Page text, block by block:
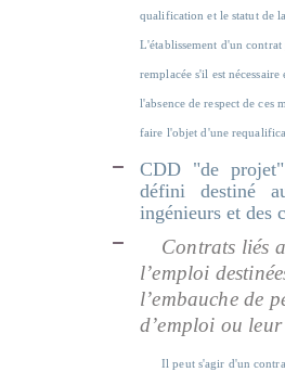
qualification et le statut de
L'établissement d'un
remplacée s'il est
l'absence de respect de ces
faire l'objet d'une
CDD "de
défini destiné
ingénieurs et des
Contrats liés
l’emploi
l’embauche de
d’emploi ou
Il peut s'agir d'un